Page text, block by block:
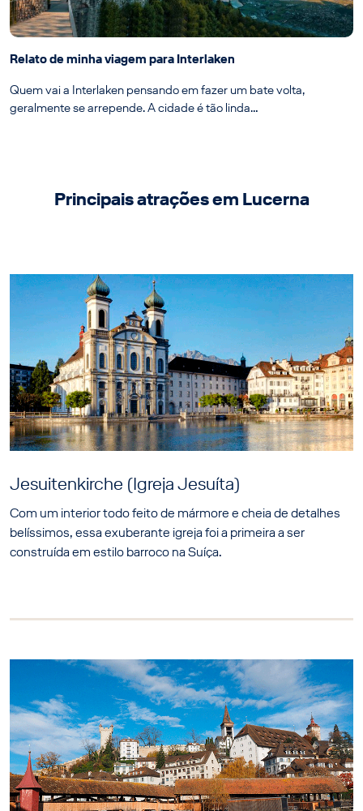
Relato de minha viagem para Interlaken
Quem vai a Interlaken pensando em fazer um bate volta,
geralmente se arrepende. A cidade é tão linda…
Principais atrações em Lucerna
Jesuitenkirche (Igreja Jesuíta)
Com um interior todo feito de mármore e cheia de detalhes
belíssimos, essa exuberante igreja foi a primeira a ser
construída em estilo barroco na Suíça.